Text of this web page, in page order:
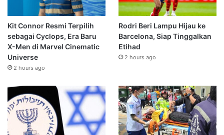
Kit Connor Resmi Terpilih
sebagai Cyclops, Era Baru
X-Men di Marvel Cinematic
Universe
2 hours ago
Rodri Beri Lampu Hijau ke
Barcelona, Siap Tinggalkan
Etihad
2 hours ago